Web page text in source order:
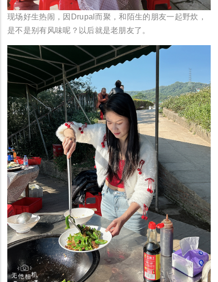
现场好生热闹，因Drupal而聚，和陌生的朋友一起野炊，
是不是别有风味呢？以后就是老朋友了。